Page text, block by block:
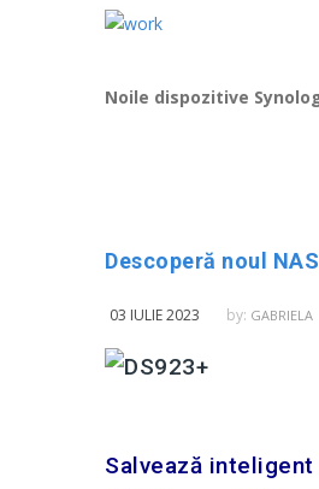
Noile dispozitive
Descoperă noul
03 IULIE 2023 by: GABRIELA
Salvează